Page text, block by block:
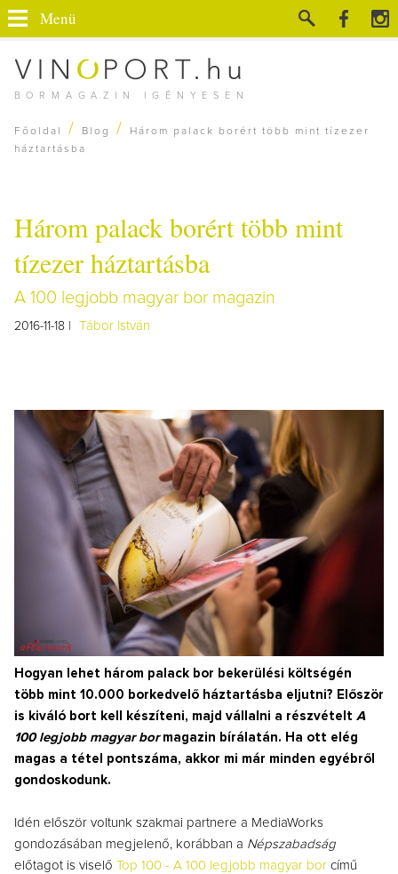
BORMAGAZIN IGÉNYESEN
Menü
Főoldal / Blog /
Három palack borért több mint tízezer
háztartásba
Három palack borért több mint
tízezer háztartásba
A 100 legjobb magyar bor magazin
2016-11-18 | Tábor István
Hogyan lehet három palack bor bekerülési költségén
több mint 10.000 borkedvelő háztartásba eljutni? Először
is kiváló bort kell készíteni, majd vállalni a részvételt A
100 legjobb magyar bor magazin bírálatán. Ha ott elég
magas a tétel pontszáma, akkor mi már minden egyébről
gondoskodunk.
Idén először voltunk szakmai partnere a MediaWorks
gondozásában megjelenő, korábban a Népszabadság
előtagot is viselő Top 100 - A 100 legjobb magyar bor című